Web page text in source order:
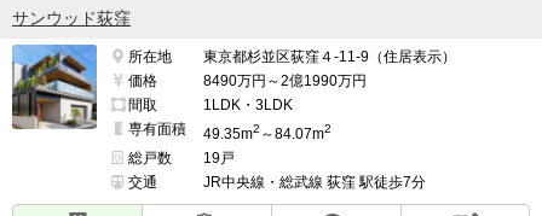
サンウッド荻窪
所在地
東京都杉並区荻窪４-11-9（住居表示）
価格
8490万円～2億1990万円
間取
1LDK・3LDK
専有面積
49.35m2 ～84.07m2
総戸数
19戸
交通
JR中央線・総武線 荻窪 駅徒歩7分